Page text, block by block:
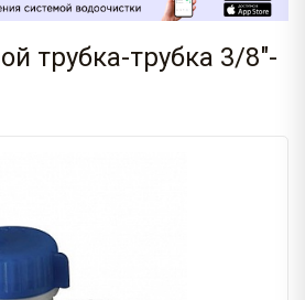
трубка-трубка 3/8"-